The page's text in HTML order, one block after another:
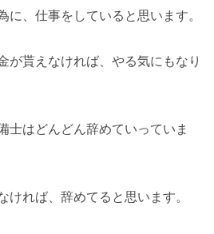
に、仕事をしていると思います。
が貰えなければ、やる気にもなり
士はどんどん辞めていっていま
ければ、辞めてると思います。